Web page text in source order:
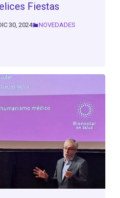
Fiestas
30, 2024 NOVEDADES